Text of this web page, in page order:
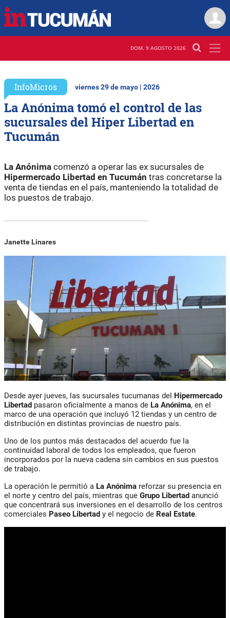
DOM. 9 AGOSTO 2026
InfoMicros viernes 29 de mayo | 2026
La Anónima tomó el control de las
sucursales del Hiper Libertad en
Tucumán
La Anónima comenzó a operar las ex sucursales de
Hipermercado Libertad en Tucumán tras concretarse la
venta de tiendas en el país, manteniendo la totalidad de
los puestos de trabajo.
Janette Linares
Desde ayer jueves, las sucursales tucumanas del Hipermercado
Libertad pasaron oficialmente a manos de La Anónima, en el
marco de una operación que incluyó 12 tiendas y un centro de
distribución en distintas provincias de nuestro país.
Uno de los puntos más destacados del acuerdo fue la
continuidad laboral de todos los empleados, que fueron
incorporados por la nueva cadena sin cambios en sus puestos
de trabajo.
La operación le permitió a La Anónima reforzar su presencia en
el norte y centro del país, mientras que Grupo Libertad anunció
que concentrará sus inversiones en el desarrollo de los centros
comerciales Paseo Libertad y el negocio de Real Estate.